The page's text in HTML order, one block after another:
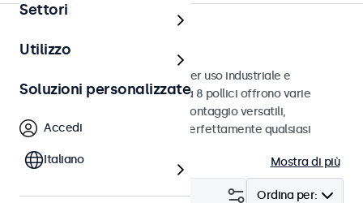
Monitor da 8 pollici
Monitor da 8 pollici progettati per uso industriale e
commerciale. Questi monitor da 8 pollici offrono varie
connessioni video e opzioni di montaggio versatili,
consentendo loro di integrarsi perfettamente qualsiasi
Mostra di più
Ordina per:
Filtro (1)
Settori
Utilizzo
Soluzioni personalizzate
Accedi
Italiano